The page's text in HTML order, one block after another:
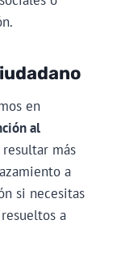
en
al
más
a
si necesitas
a